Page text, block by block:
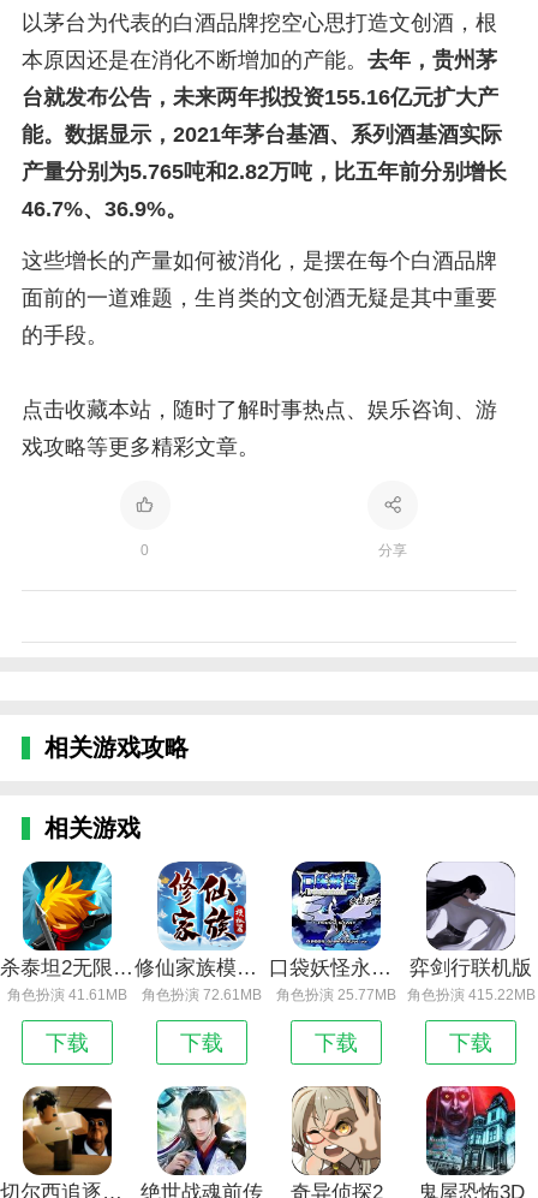
以茅台为代表的白酒品牌挖空心思打造文创酒，根
本原因还是在消化不断增加的产能。 去年，贵州茅
台就发布公告，未来两年拟投资155.16亿元扩大产
能。数据显示，2021年茅台基酒、系列酒基酒实际
产量分别为5.765吨和2.82万吨，比五年前分别增长
46.7%、36.9%。
这些增长的产量如何被消化，是摆在每个白酒品牌
面前的一道难题，生肖类的文创酒无疑是其中重要
的手段。
点击收藏本站，随时了解时事热点、娱乐咨询、游
戏攻略等更多精彩文章。
0 分享
相关游戏攻略
相关游戏
杀泰坦2无限金币钻石版
角色扮演 41.61MB
下载
修仙家族模拟器无限钻石版
角色扮演 72.61MB
下载
口袋妖怪永恒之沫
角色扮演 25.77MB
下载
弈剑行联机版
角色扮演 415.22MB
下载
切尔西追逐测试版 绝世战魂前传 奇异侦探2 鬼屋恐怖3D